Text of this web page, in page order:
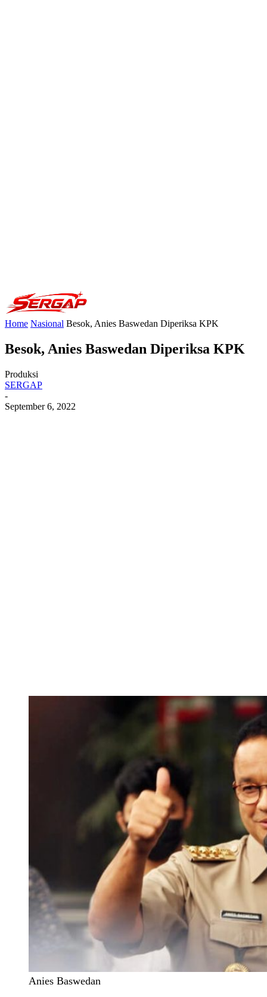
Home Nasional Besok, Anies Baswedan Diperiksa KPK
Besok, Anies Baswedan Diperiksa KPK
Produksi
SERGAP
-
September 6, 2022
Anies Baswedan